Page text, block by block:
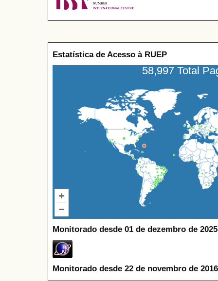
Estatística de Acesso à RUEP
58,997 Total
Monitorado desde 01 de dezembro de
Monitorado desde 22 de novembro de